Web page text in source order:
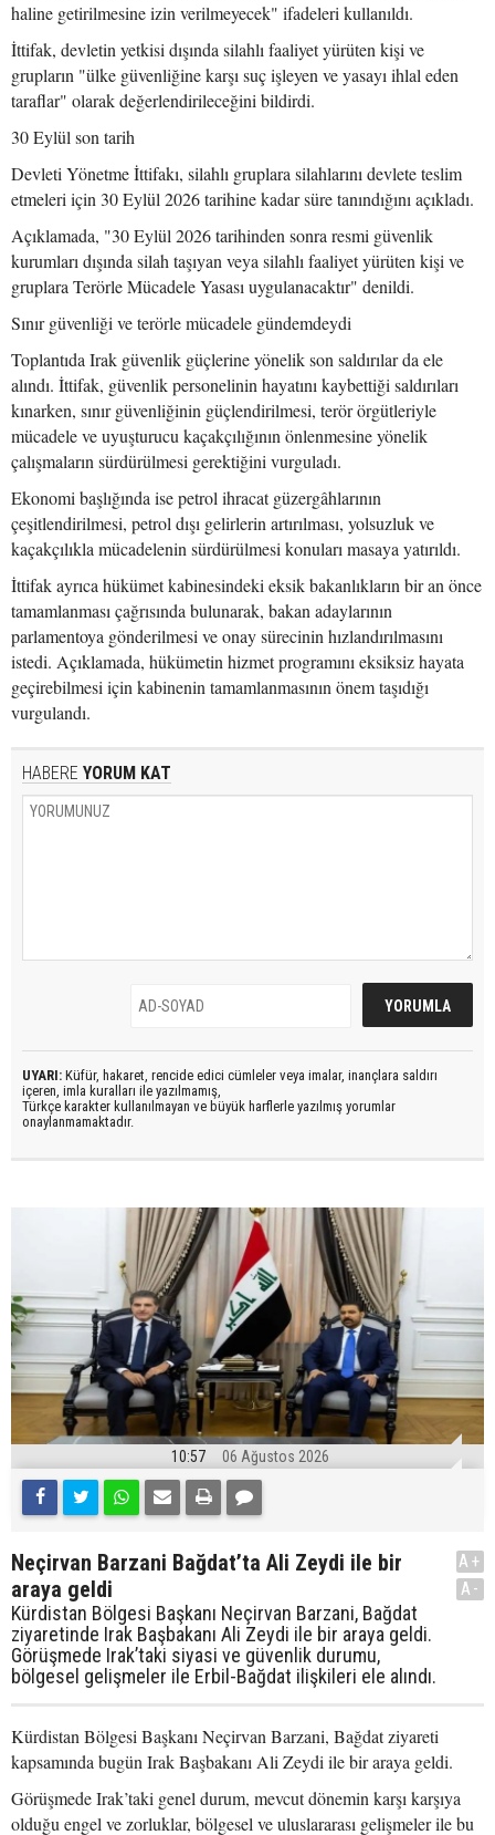
haline getirilmesine izin verilmeyecek" ifadeleri kullanıldı.
İttifak, devletin yetkisi dışında silahlı faaliyet yürüten kişi ve
grupların "ülke güvenliğine karşı suç işleyen ve yasayı ihlal eden
taraflar" olarak değerlendirileceğini bildirdi.
30 Eylül son tarih
Devleti Yönetme İttifakı, silahlı gruplara silahlarını devlete teslim
etmeleri için 30 Eylül 2026 tarihine kadar süre tanındığını açıkladı.
Açıklamada, "30 Eylül 2026 tarihinden sonra resmi güvenlik
kurumları dışında silah taşıyan veya silahlı faaliyet yürüten kişi ve
gruplara Terörle Mücadele Yasası uygulanacaktır" denildi.
Sınır güvenliği ve terörle mücadele gündemdeydi
Toplantıda Irak güvenlik güçlerine yönelik son saldırılar da ele
alındı. İttifak, güvenlik personelinin hayatını kaybettiği saldırıları
kınarken, sınır güvenliğinin güçlendirilmesi, terör örgütleriyle
mücadele ve uyuşturucu kaçakçılığının önlenmesine yönelik
çalışmaların sürdürülmesi gerektiğini vurguladı.
Ekonomi başlığında ise petrol ihracat güzergâhlarının
çeşitlendirilmesi, petrol dışı gelirlerin artırılması, yolsuzluk ve
kaçakçılıkla mücadelenin sürdürülmesi konuları masaya yatırıldı.
İttifak ayrıca hükümet kabinesindeki eksik bakanlıkların bir an önce
tamamlanması çağrısında bulunarak, bakan adaylarının
parlamentoya gönderilmesi ve onay sürecinin hızlandırılmasını
istedi. Açıklamada, hükümetin hizmet programını eksiksiz hayata
geçirebilmesi için kabinenin tamamlanmasının önem taşıdığı
vurgulandı.
HABERE YORUM KAT
UYARI: Küfür, hakaret, rencide edici cümleler veya imalar, inançlara saldırı
içeren, imla kuralları ile yazılmamış,
Türkçe karakter kullanılmayan ve büyük harflerle yazılmış yorumlar
onaylanmamaktadır.
10:57 06 Ağustos 2026
Neçirvan Barzani Bağdat’ta Ali Zeydi ile bir
araya geldi
Kürdistan Bölgesi Başkanı Neçirvan Barzani, Bağdat
ziyaretinde Irak Başbakanı Ali Zeydi ile bir araya geldi.
Görüşmede Irak’taki siyasi ve güvenlik durumu,
bölgesel gelişmeler ile Erbil-Bağdat ilişkileri ele alındı.
A+
A-
Kürdistan Bölgesi Başkanı Neçirvan Barzani, Bağdat ziyareti
kapsamında bugün Irak Başbakanı Ali Zeydi ile bir araya geldi.
Görüşmede Irak’taki genel durum, mevcut dönemin karşı karşıya
olduğu engel ve zorluklar, bölgesel ve uluslararası gelişmeler ile bu